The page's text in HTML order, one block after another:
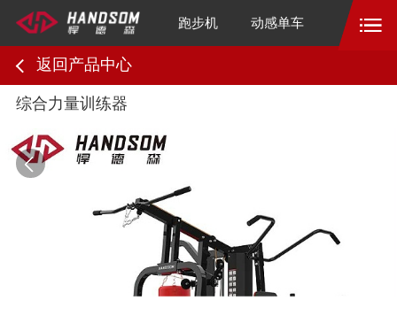
跑步机 动感单车
返回产品中心
综合力量训练器